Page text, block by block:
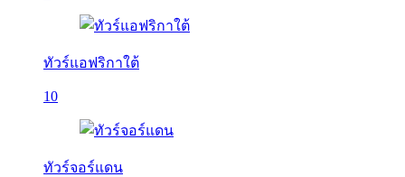
ทัวร์แอฟริกาใต้
10
ทัวร์จอร์แดน